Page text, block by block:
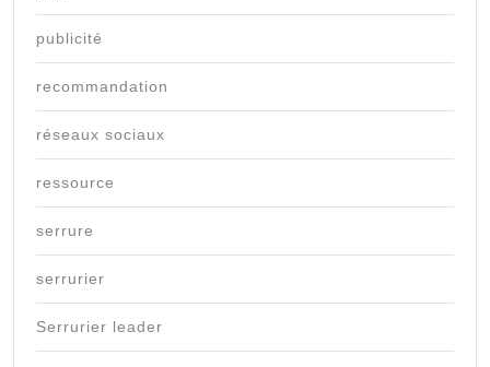
publicité
recommandation
réseaux sociaux
ressource
serrure
serrurier
Serrurier leader